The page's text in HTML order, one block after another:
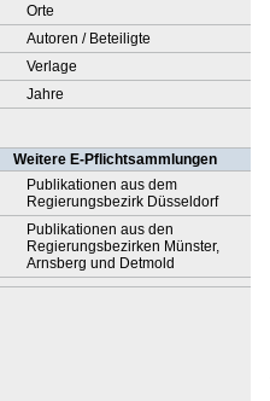
Orte
Autoren / Beteiligte
Verlage
Jahre
Weitere E-Pflichtsammlungen
Publikationen aus dem
Regierungsbezirk Düsseldorf
Publikationen aus den
Regierungsbezirken Münster,
Arnsberg und Detmold